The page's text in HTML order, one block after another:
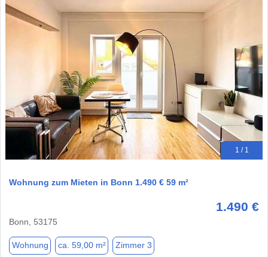
1 / 1
Wohnung zum Mieten in Bonn 1.490 € 59 m²
1.490 €
Bonn, 53175
Wohnung ca. 59,00 m² Zimmer 3